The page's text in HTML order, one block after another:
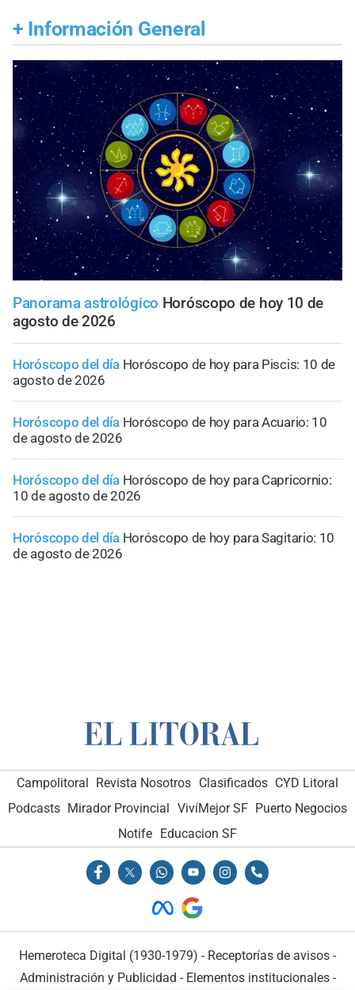
+ Información General
Panorama astrológico Horóscopo de hoy 10 de
agosto de 2026
Horóscopo del día Horóscopo de hoy para Piscis: 10 de
agosto de 2026
Horóscopo del día Horóscopo de hoy para Acuario: 10
de agosto de 2026
Horóscopo del día Horóscopo de hoy para Capricornio:
10 de agosto de 2026
Horóscopo del día Horóscopo de hoy para Sagitario: 10
de agosto de 2026
Campolitoral Revista Nosotros Clasificados CYD Litoral
Podcasts Mirador Provincial VivíMejor SF Puerto Negocios
Notife Educacion SF
Hemeroteca Digital (1930-1979) - Receptorías de avisos -
Administración y Publicidad - Elementos institucionales-